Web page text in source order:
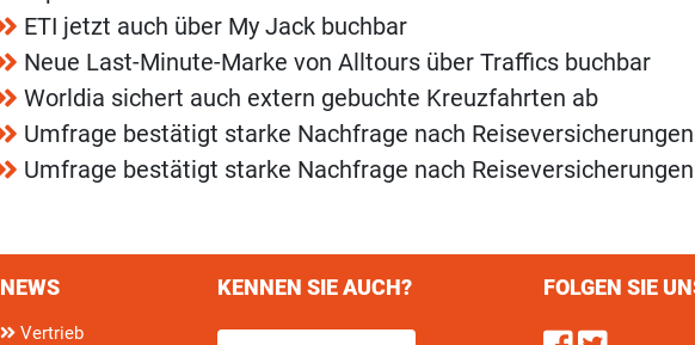
ETI jetzt auch über My Jack buchbar
Neue Last-Minute-Marke von Alltours über Traffics buchbar
Worldia sichert auch extern gebuchte Kreuzfahrten ab
Umfrage bestätigt starke Nachfrage nach Reiseversicherungen
Umfrage bestätigt starke Nachfrage nach Reiseversicherungen
NEWS
Vertrieb
KENNEN SIE AUCH? FOLGEN SIE